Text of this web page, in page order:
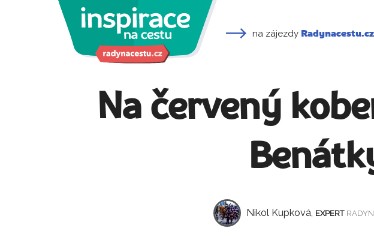
na zájezdy Radynacestu.cz
Na červený
Nikol Kupková, EXPERT